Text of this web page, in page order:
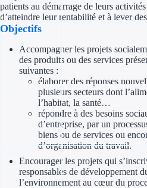
patients au démarrage de leurs
d’atteindre leur rentabilité et à lever
Objectifs
Accompagner les projets
des produits ou des services
suivantes :
élaborer des réponses
plusieurs secteurs dont
l’habitat, la santé…
répondre à des besoins
d’entreprise, par un
biens ou de services ou
d’organisation du travail.
Encourager les projets qui
responsables de développement
l’environnement au cœur du